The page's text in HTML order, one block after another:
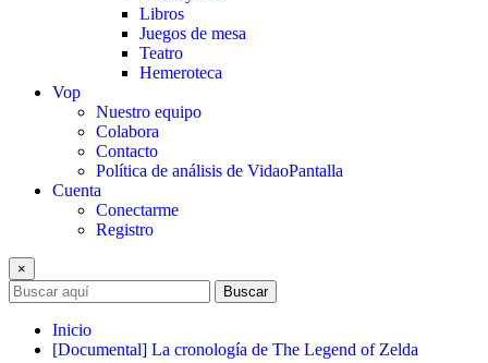
Libros
Juegos de mesa
Teatro
Hemeroteca
Vop
Nuestro equipo
Colabora
Contacto
Política de análisis de VidaoPantalla
Cuenta
Conectarme
Registro
×
Buscar
Inicio
[Documental] La cronología de The Legend of Zelda